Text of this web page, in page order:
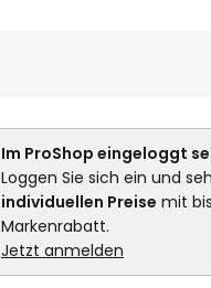
Im ProShop eingeloggt
Loggen Sie sich ein und
individuellen Preise mit
Markenrabatt.
Jetzt anmelden